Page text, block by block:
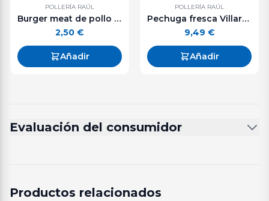
POLLERÍA RAÚL
Burger meat de pollo con calabacín y queso. 125 g. aprox.
2,50 €
Añadir
POLLERÍA RAÚL
Pechuga fresca Villaroy bandeja 500 g. aprox.
9,49 €
Añadir
Evaluación del consumidor
Productos relacionados